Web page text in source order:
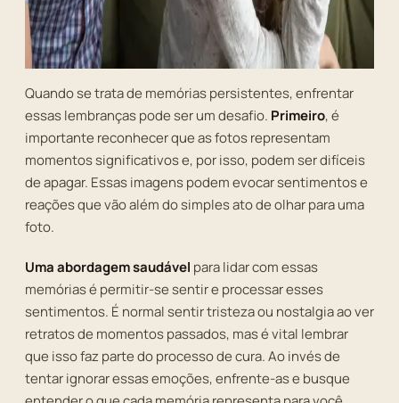
Quando se trata de memórias persistentes, enfrentar
essas lembranças pode ser um desafio. Primeiro, é
importante reconhecer que as fotos representam
momentos significativos e, por isso, podem ser difíceis
de apagar. Essas imagens podem evocar sentimentos e
reações que vão além do simples ato de olhar para uma
foto.
Uma abordagem saudável para lidar com essas
memórias é permitir-se sentir e processar esses
sentimentos. É normal sentir tristeza ou nostalgia ao ver
retratos de momentos passados, mas é vital lembrar
que isso faz parte do processo de cura. Ao invés de
tentar ignorar essas emoções, enfrente-as e busque